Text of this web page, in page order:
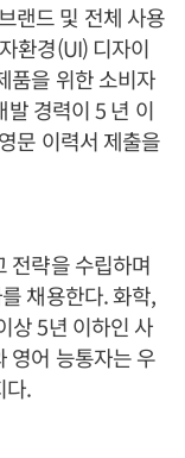
랜드 및 전체 사용
환경(UI) 디자이
품을 위한 소비자
발 경력이 5 년 이
문 이력서 제출을
전략을 수립하며
채용한다. 화학,
상 5년 이하인 사
영어 능통자는 우
다.